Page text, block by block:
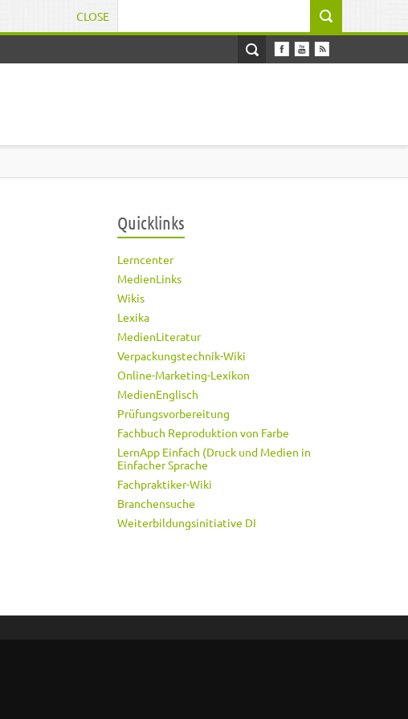
CLOSE
Quicklinks
Lerncenter
MedienLinks
Wikis
Lexika
MedienLiteratur
Verpackungstechnik-Wiki
Online-Marketing-Lexikon
MedienEnglisch
Prüfungsvorbereitung
Fachbuch Reproduktion von Farbe
LernApp Einfach (Druck und Medien in
Einfacher Sprache
Fachpraktiker-Wiki
Branchensuche
Weiterbildungsinitiative DI